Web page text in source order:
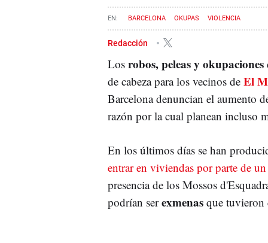
BARCELONA OKUPAS VIOLENCIA
Redacción
Los robos, peleas y okupaciones
de cabeza para los vecinos de El
Barcelona denuncian el aumento
razón por la cual planean incluso
En los últimos días se han
entrar en viviendas por parte de
presencia de los Mossos
podrían serexmenas que tuvieron